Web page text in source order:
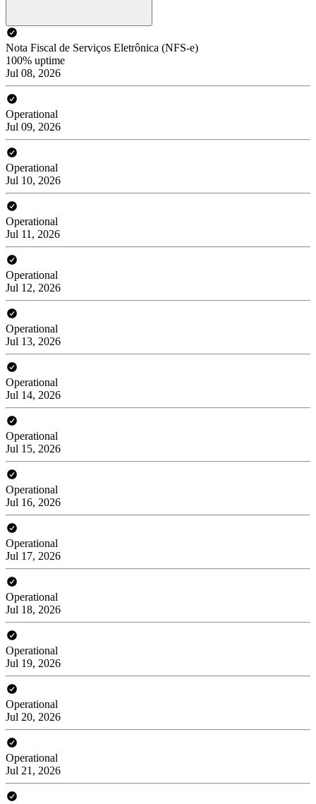
Nota Fiscal de Serviços Eletrônica (NFS-e)
100% uptime
Jul 08, 2026
Operational
Jul 09, 2026
Operational
Jul 10, 2026
Operational
Jul 11, 2026
Operational
Jul 12, 2026
Operational
Jul 13, 2026
Operational
Jul 14, 2026
Operational
Jul 15, 2026
Operational
Jul 16, 2026
Operational
Jul 17, 2026
Operational
Jul 18, 2026
Operational
Jul 19, 2026
Operational
Jul 20, 2026
Operational
Jul 21, 2026